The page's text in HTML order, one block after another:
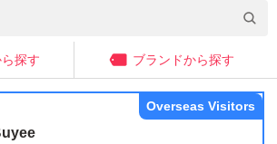
探す ブランドから探す
Overseas Visitors